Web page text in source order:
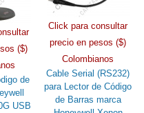
($)
de
USB
Click para consultar
precio en pesos ($)
Colombianos
Cable Serial (RS232)
para Lector de Código
de Barras marca